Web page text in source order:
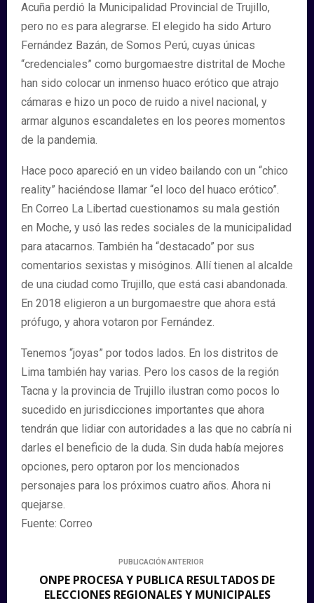
Acuña perdió la Municipalidad Provincial de Trujillo,
pero no es para alegrarse. El elegido ha sido Arturo
Fernández Bazán, de Somos Perú, cuyas únicas
“credenciales” como burgomaestre distrital de Moche
han sido colocar un inmenso huaco erótico que atrajo
cámaras e hizo un poco de ruido a nivel nacional, y
armar algunos escandaletes en los peores momentos
de la pandemia.
Hace poco apareció en un video bailando con un “chico
reality” haciéndose llamar “el loco del huaco erótico”.
En Correo La Libertad cuestionamos su mala gestión
en Moche, y usó las redes sociales de la municipalidad
para atacarnos. También ha “destacado” por sus
comentarios sexistas y misóginos. Allí tienen al alcalde
de una ciudad como Trujillo, que está casi abandonada.
En 2018 eligieron a un burgomaestre que ahora está
prófugo, y ahora votaron por Fernández.
Tenemos “joyas” por todos lados. En los distritos de
Lima también hay varias. Pero los casos de la región
Tacna y la provincia de Trujillo ilustran como pocos lo
sucedido en jurisdicciones importantes que ahora
tendrán que lidiar con autoridades a las que no cabría ni
darles el beneficio de la duda. Sin duda había mejores
opciones, pero optaron por los mencionados
personajes para los próximos cuatro años. Ahora ni
quejarse.
Fuente: Correo
PUBLICACIÓN ANTERIOR
ONPE PROCESA Y PUBLICA RESULTADOS DE
ELECCIONES REGIONALES Y MUNICIPALES